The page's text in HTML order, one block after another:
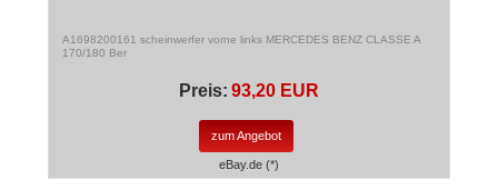
A1698200161 scheinwerfer vorne links MERCEDES BENZ CLASSE A
170/180 Ber
Preis: 93,20 EUR
zum Angebot
eBay.de (*)